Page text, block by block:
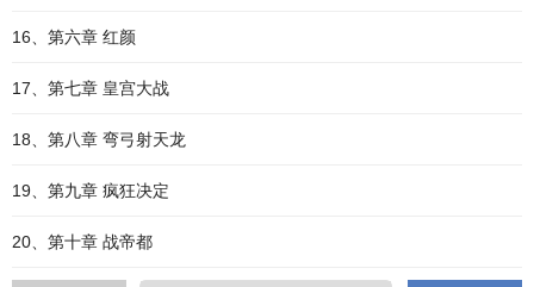
16、第六章 红颜
17、第七章 皇宫大战
18、第八章 弯弓射天龙
19、第九章 疯狂决定
20、第十章 战帝都